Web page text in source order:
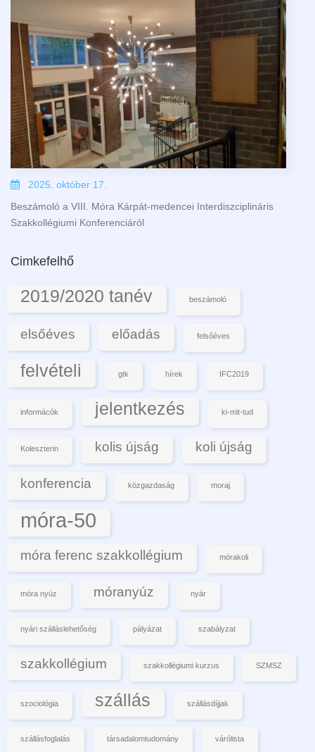
2025. október 17.
Beszámoló a VIII. Móra Kárpát-medencei Interdiszciplináris
Szakkollégiumi Konferenciáról
Cimkefelhő
2019/2020 tanév beszámoló
elsőéves előadás felsőéves
felvételi gtk hírek IFC2019
informácók jelentkezés ki-mit-tud
Koleszterin kolis újság koli újság
konferencia közgazdaság moraj
móra-50
móra ferenc szakkollégium mórakoli
móra nyúz móranyúz nyár
nyári szálláslehetőség pályázat szabályzat
szakkollégium szakkollégiumi kurzus SZMSZ
szociológia szállás szállásdíjjak
szállásfoglalás társadalomtudomány várólista